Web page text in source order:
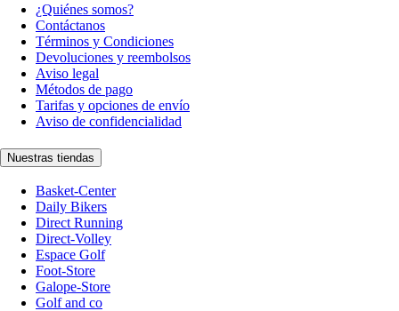
¿Quiénes somos?
Contáctanos
Términos y Condiciones
Devoluciones y reembolsos
Aviso legal
Métodos de pago
Tarifas y opciones de envío
Aviso de confidencialidad
Nuestras tiendas
Basket-Center
Daily Bikers
Direct Running
Direct-Volley
Espace Golf
Foot-Store
Galope-Store
Golf and co